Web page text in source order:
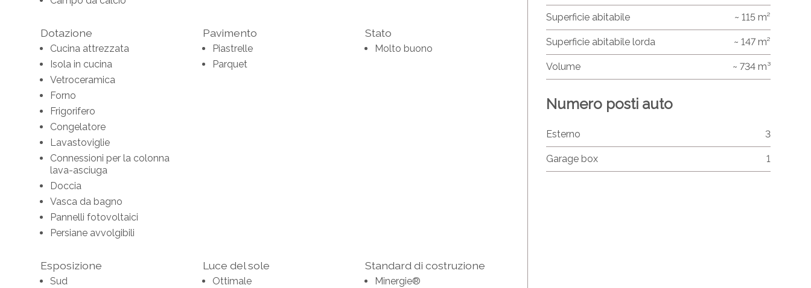
Dotazione
Cucina attrezzata
Isola in cucina
Vetroceramica
Forno
Frigorifero
Congelatore
Lavastoviglie
Connessioni per la colonna
lava-asciuga
Doccia
Vasca da bagno
Pannelli fotovoltaici
Persiane avvolgibili
Pavimento
Piastrelle
Parquet
Stato
Molto buono
Esposizione
Sud
Luce del sole
Ottimale
Standard di costruzione
Minergie®
Superficie abitabile ~ 115 m²
Superficie abitabile lorda ~ 147 m²
Volume ~ 734 m³
Numero posti auto
Esterno 3
Garage box 1